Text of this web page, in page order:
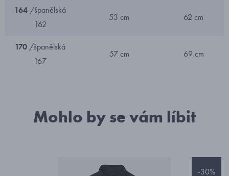
164 /španělská
162
53 cm 62 cm
170 /španělská
167
57 cm 69 cm
Mohlo by se vám líbit
-30%